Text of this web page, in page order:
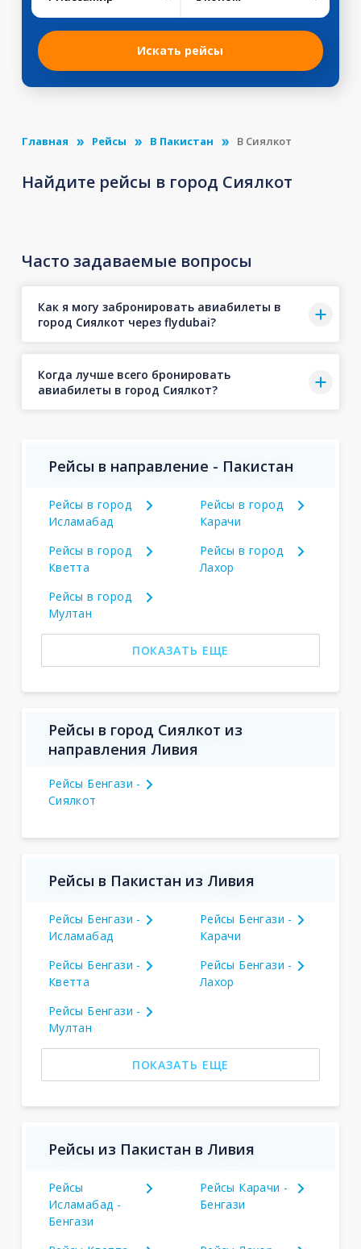
Искать рейсы
Главная Рейсы В Пакистан В Сиялкот
Найдите рейсы в город Сиялкот
Часто задаваемые вопросы
Как я могу забронировать авиабилеты в
город Сиялкот через flydubai?
Когда лучше всего бронировать
авиабилеты в город Сиялкот?
Рейсы в направление - Пакистан
Рейсы в город
Исламабад
Рейсы в город
Карачи
Рейсы в город
Кветта
Рейсы в город
Лахор
Рейсы в город
Мултан
ПОКАЗАТЬ ЕЩЕ
Рейсы в город Сиялкот из
направления Ливия
Рейсы Бенгази -
Сиялкот
Рейсы в Пакистан из Ливия
Рейсы Бенгази -
Исламабад
Рейсы Бенгази -
Карачи
Рейсы Бенгази -
Кветта
Рейсы Бенгази -
Лахор
Рейсы Бенгази -
Мултан
ПОКАЗАТЬ ЕЩЕ
Рейсы из Пакистан в Ливия
Рейсы
Исламабад -
Бенгази
Рейсы Карачи -
Бенгази